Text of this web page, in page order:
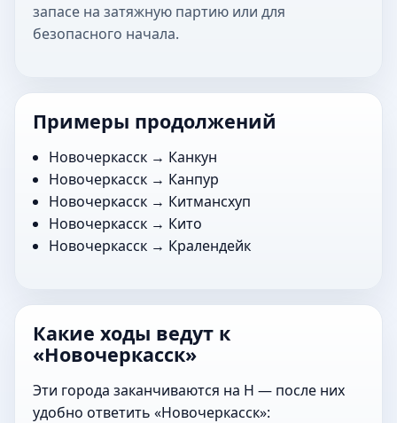
запасе на затяжную партию или для
безопасного начала.
Примеры продолжений
Новочеркасск → Канкун
Новочеркасск → Канпур
Новочеркасск → Китмансхуп
Новочеркасск → Кито
Новочеркасск → Кралендейк
Какие ходы ведут к
«Новочеркасск»
Эти города заканчиваются на Н — после них
удобно ответить «Новочеркасск»: